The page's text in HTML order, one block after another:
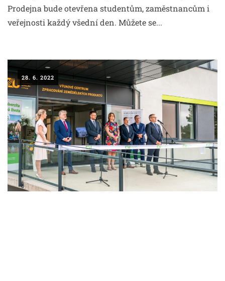
Prodejna bude otevřena studentům, zaměstnancům i
veřejnosti každý všední den. Můžete se...
28. 6. 2022